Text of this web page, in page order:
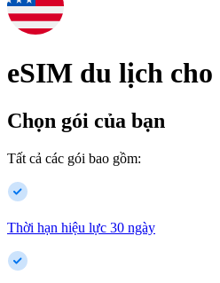
eSIM du lịch cho
Chọn gói của bạn
Tất cả các gói bao gồm:
Thời hạn hiệu lực 30 ngày